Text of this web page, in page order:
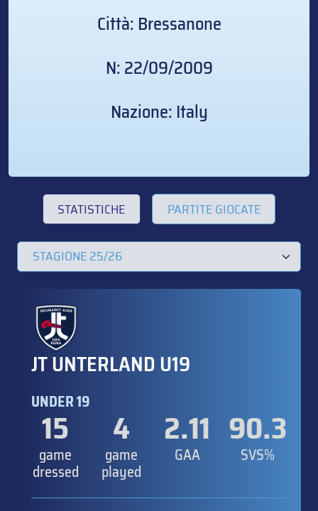
Città: Bressanone
N: 22/09/2009
Nazione: Italy
STATISTICHE PARTITE GIOCATE
JT UNTERLAND U19
UNDER 19
15
game
dressed
4
game
played
2.11
GAA
90.3
SVS%